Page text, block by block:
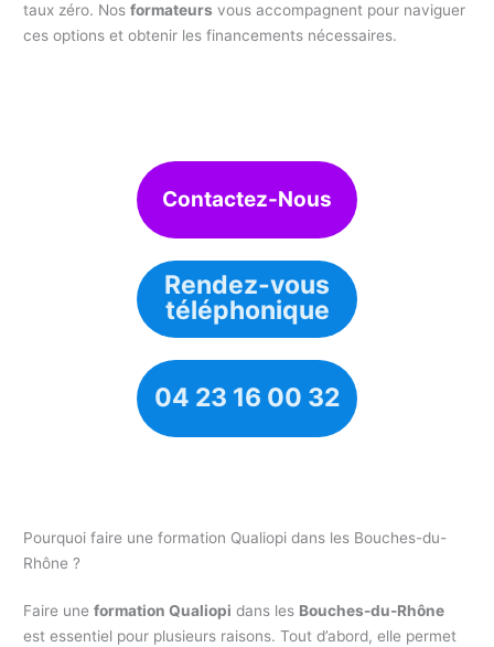
taux zéro. Nosformateurs vous accompagnent pour naviguer
ces options et obtenir les financements nécessaires.
Contactez-Nous
Rendez-vous
téléphonique
04 23 16 00 32
Pourquoi faire une formation Qualiopi dans les Bouches-du-
Rhône ?
Faire uneformation Qualiopi dans les Bouches-du-Rhône
est essentiel pour plusieurs raisons. Tout d’abord, elle permet